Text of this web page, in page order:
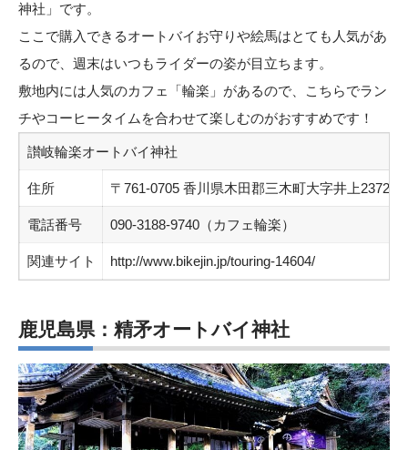
神社」です。
ここで購入できるオートバイお守りや絵馬はとても人気があ
るので、週末はいつもライダーの姿が目立ちます。
敷地内には人気のカフェ「輪楽」があるので、こちらでラン
チやコーヒータイムを合わせて楽しむのがおすすめです！
讃岐輪楽オートバイ神社
住所 〒761-0705 香川県木田郡三木町大字井上2372-4
電話番号 090-3188-9740（カフェ輪楽）
関連サイト http://www.bikejin.jp/touring-14604/
鹿児島県：精矛オートバイ神社